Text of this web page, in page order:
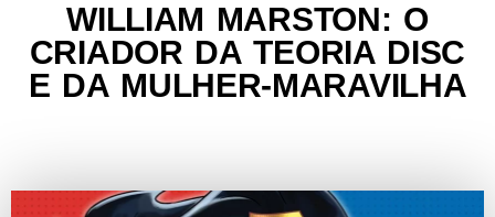
WILLIAM MARSTON: O
CRIADOR DA TEORIA DISC
E DA MULHER-MARAVILHA